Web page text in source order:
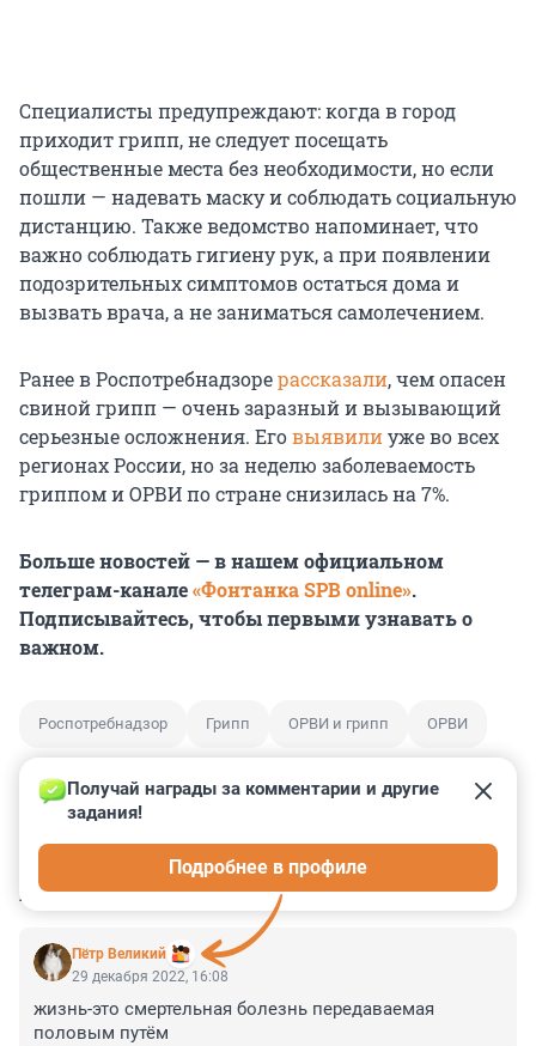
Специалисты предупреждают: когда в город
приходит грипп, не следует посещать
общественные места без необходимости, но если
пошли — надевать маску и соблюдать социальную
дистанцию. Также ведомство напоминает, что
важно соблюдать гигиену рук, а при появлении
подозрительных симптомов остаться дома и
вызвать врача, а не заниматься самолечением.
Ранее в Роспотребнадзорерассказали, чем опасен
свиной грипп — очень заразный и вызывающий
серьезные осложнения. Еговыявилиуже во всех
регионах России, но за неделю заболеваемость
гриппом и ОРВИ по стране снизилась на 7%.
Больше новостей — в нашем официальном
телеграм-канале«Фонтанка SPB online».
Подписывайтесь, чтобы первыми узнавать о
важном.
Роспотребнадзор Грипп ОРВИ и грипп ОРВИ
КОММЕНТАРИИ 3
Пётр Великий
Получай награды за комментарии и другие
задания!
Подробнее в профиле
29 декабря 2022, 16:08
жизнь-это смертельная болезнь передаваемая
половым путём